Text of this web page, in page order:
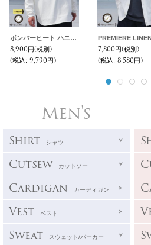
ボンバーヒート ハニカムサーマル ヘムラウンド 3XLクルーネック【MADE IN JAPAN】『日本製』 / Upscape Audience
8,900円(税別)
(税込: 9,790円)
7,800円(税別)
(税込: 8,580円)
Men's
Shirt シャツ
Cutsew カットソー
Cardigan カーディガン
Vest ベスト
Sweat スウェット/パーカー